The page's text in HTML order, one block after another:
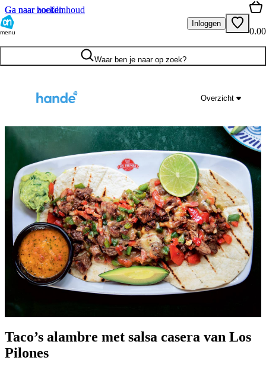
Ga naar hoofdinhoud
Ga naar zoeken
menu
Inloggen
0.00
Waar ben je naar op zoek?
Overzicht
Taco’s alambre met salsa casera van Los
Pilones